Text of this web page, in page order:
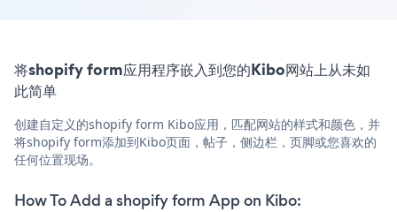
将shopify form应用程序嵌入到您的Kibo网站上从未如
此简单
创建自定义的shopify form Kibo应用，匹配网站的样式和颜色，并
将shopify form添加到Kibo页面，帖子，侧边栏，页脚或您喜欢的
任何位置现场。
How To Add a shopify form App on Kibo: